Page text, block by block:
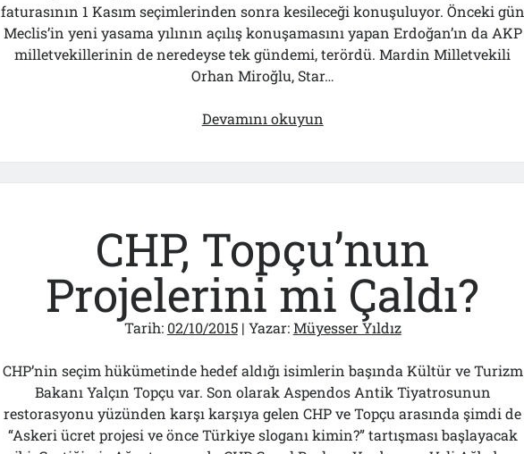
faturasının 1 Kasım seçimlerinden sonra kesileceği konuşuluyor. Önceki gün
Meclis’in yeni yasama yılının açılış konuşamasını yapan Erdoğan’ın da AKP
milletvekillerinin de neredeyse tek gündemi, terördü. Mardin Milletvekili
Orhan Miroğlu, Star…
Devamını okuyun
Kim,
“Kürt
Kardeşlerimizin”
Temsilcisi
Yaptı?
Faturası
Kimlere
Çıkacak?
CHP, Topçu’nun
Projelerini mi Çaldı?
Tarih: 02/10/2015| Yazar:Müyesser Yıldız
CHP’nin seçim hükümetinde hedef aldığı isimlerin başında Kültür ve Turizm
Bakanı Yalçın Topçu var. Son olarak Aspendos Antik Tiyatrosunun
restorasyonu yüzünden karşı karşıya gelen CHP ve Topçu arasında şimdi de
“Askeri ücret projesi ve önce Türkiye sloganı kimin?” tartışması başlayacak